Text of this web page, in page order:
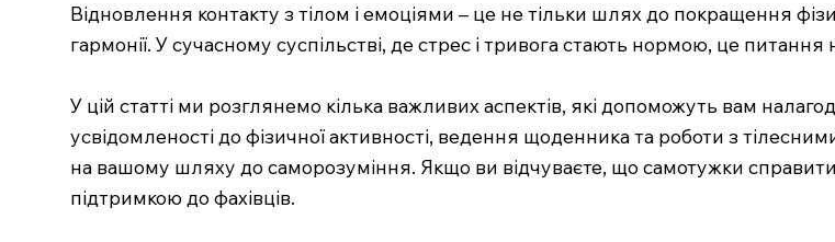
Відновлення контакту з тілом і емоціями – це не тільки шлях до покращення
гармонії. У сучасному суспільстві, де стрес і тривога стають нормою, це питання
У цій статті ми розглянемо кілька важливих аспектів, які допоможуть вам
усвідомленості до фізичної активності, ведення щоденника та роботи з
на вашому шляху до саморозуміння. Якщо ви відчуваєте, що самотужки
підтримкою до фахівців.